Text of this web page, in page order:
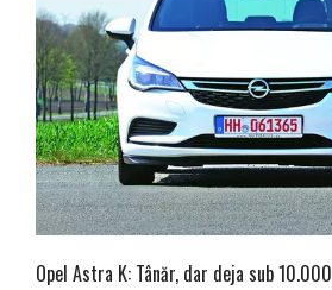
Opel Astra K: Tânăr, dar deja sub 10.000